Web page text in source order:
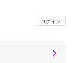
ログイン